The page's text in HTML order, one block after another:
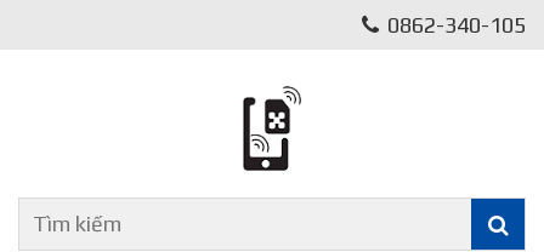
0862-340-105